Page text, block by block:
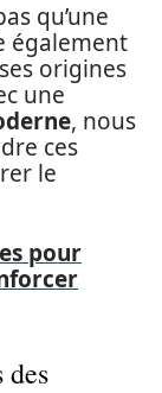
qu’une
également
origines
une
, nous
ces
le
pour
des